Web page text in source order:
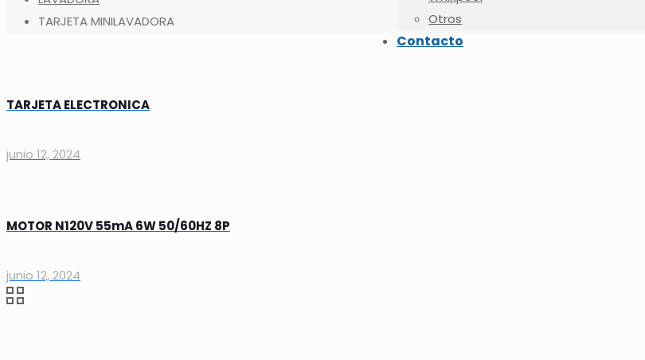
Otros
Contacto
TARJETA MINILAVADORA
TARJETA ELECTRONICA
junio 12, 2024
MOTOR N120V 55mA 6W 50/60HZ 8P
junio 12, 2024